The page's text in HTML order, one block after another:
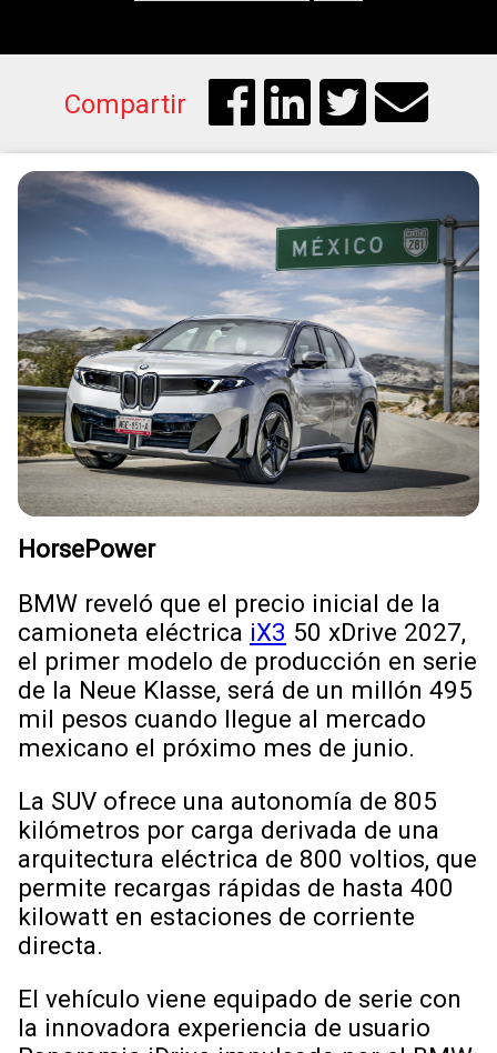
Compartir
HorsePower
BMW reveló que el precio inicial de la
camioneta eléctrica iX3 50 xDrive 2027,
el primer modelo de producción en serie
de la Neue Klasse, será de un millón 495
mil pesos cuando llegue al mercado
mexicano el próximo mes de junio.
La SUV ofrece una autonomía de 805
kilómetros por carga derivada de una
arquitectura eléctrica de 800 voltios, que
permite recargas rápidas de hasta 400
kilowatt en estaciones de corriente
directa.
El vehículo viene equipado de serie con
la innovadora experiencia de usuario